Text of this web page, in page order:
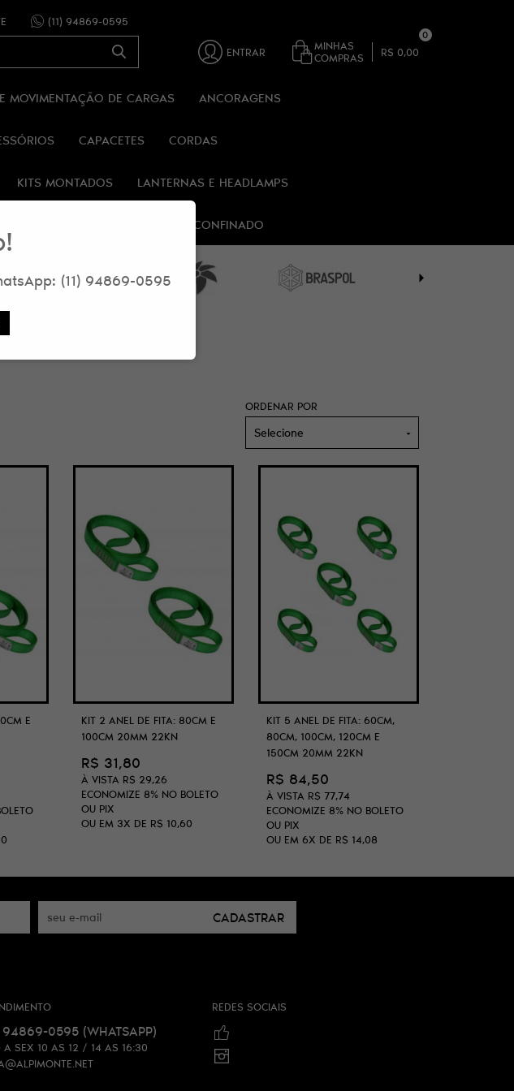
(11) 94869-0595
ENTRAR
MINHAS
COMPRAS
0
R$ 0,00
MOVIMENTAÇÃO DE CARGAS ANCORAGENS
CAPACETES CORDAS
KITS MONTADOS LANTERNAS E HEADLAMPS
TRABALHO, ALTURA E ESPAÇO CONFINADO
ORDENAR POR
Selecione
E
KIT 2 ANEL DE FITA: 80CM E
100CM 20MM 22KN
R$ 31,80
À VISTA R$ 29,26
ECONOMIZE 8% NO BOLETO
OU PIX
OU EM 3X DE R$ 10,60
KIT 5 ANEL DE FITA: 60CM,
80CM, 100CM, 120CM E
150CM 20MM 22KN
R$ 84,50
À VISTA R$ 77,74
ECONOMIZE 8% NO BOLETO
OU PIX
OU EM 6X DE R$ 14,08
CADASTRAR
94869-0595 (WHATSAPP)
A SEX 10 AS 12 / 14 AS 16:30
REDES SOCIAIS
(11) 94869-0595